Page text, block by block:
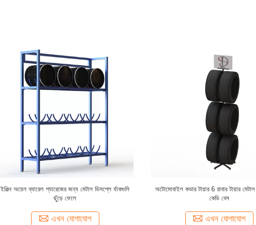
পিওপি অ্যালোয় হুইল মেটাল অটো পার্টস র‌্যাকগুলি 3 অ্যালো
হুইল ডিসপ্লে স্ট্যান্ড
এখন যোগাযোগ
আইএসও ডাবল পার্শ্বযুক্ত 6 অ্যালুমিনিয়াম
স্ট্যান্ড
এখন যোগাযোগ